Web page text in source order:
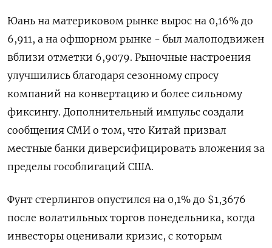
Юань на материковом рынке вырос на 0,16% до​
6,911​, а на офшорном рынке - ‌был малоподвижен
вблизи отметки 6,9079. Рыночные настроения
улучшились благодаря сезонному спросу
компаний на конвертацию и более сильному
фиксингу. Дополнительный импульс создали
сообщения СМИ о том, что Китай призвал
местные банки диверсифицировать вложения за
пределы гособлигаций США.
Фунт стерлингов опустился на 0,1% до $1,3676​
после волатильных торгов понедельника, когда
инвесторы оценивали кризис, с которым